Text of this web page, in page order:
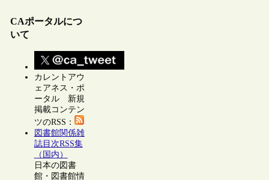
CAポータルにつ
いて
カレントアウ
ェアネス・ポ
ータル 新規
掲載コンテン
ツのRSS：
図書館関係雑
誌目次RSS集
（国内）
日本の図書
館・図書館情